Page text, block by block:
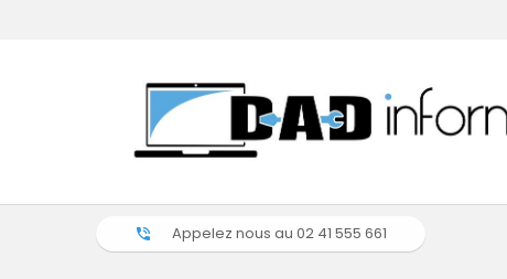
phone_in_talk Appelez nous au 02 41 555 661